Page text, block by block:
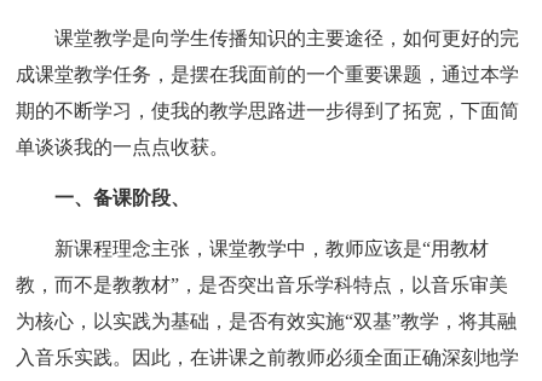
课堂教学是向学生传播知识的主要途径，如何更好的完
成课堂教学任务，是摆在我面前的一个重要课题，通过本学
期的不断学习，使我的教学思路进一步得到了拓宽，下面简
单谈谈我的一点点收获。
一、备课阶段、
新课程理念主张，课堂教学中，教师应该是“用教材
教，而不是教教材”，是否突出音乐学科特点，以音乐审美
为核心，以实践为基础，是否有效实施“双基”教学，将其融
入音乐实践。因此，在讲课之前教师必须全面正确深刻地学